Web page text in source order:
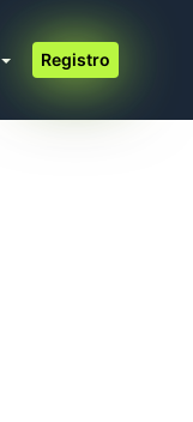
Registro